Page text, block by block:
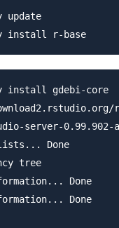
update
install gdebi-core
server-0.99.902-
lists... Done
tree
Done
Done